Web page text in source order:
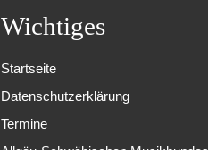
Wichtiges
Startseite
Datenschutzerklärung
Termine